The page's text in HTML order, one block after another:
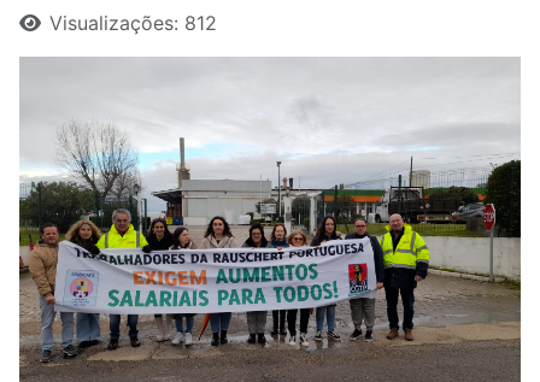
Visualizações: 812